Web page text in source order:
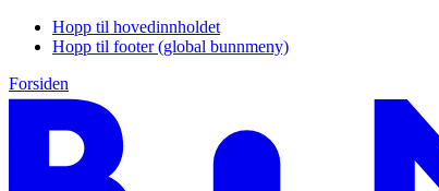
Hopp til hovedinnholdet
Hopp til footer (global bunnmeny)
Forsiden